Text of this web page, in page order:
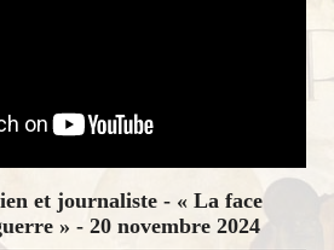
et journaliste - « La face
» - 20 novembre 2024